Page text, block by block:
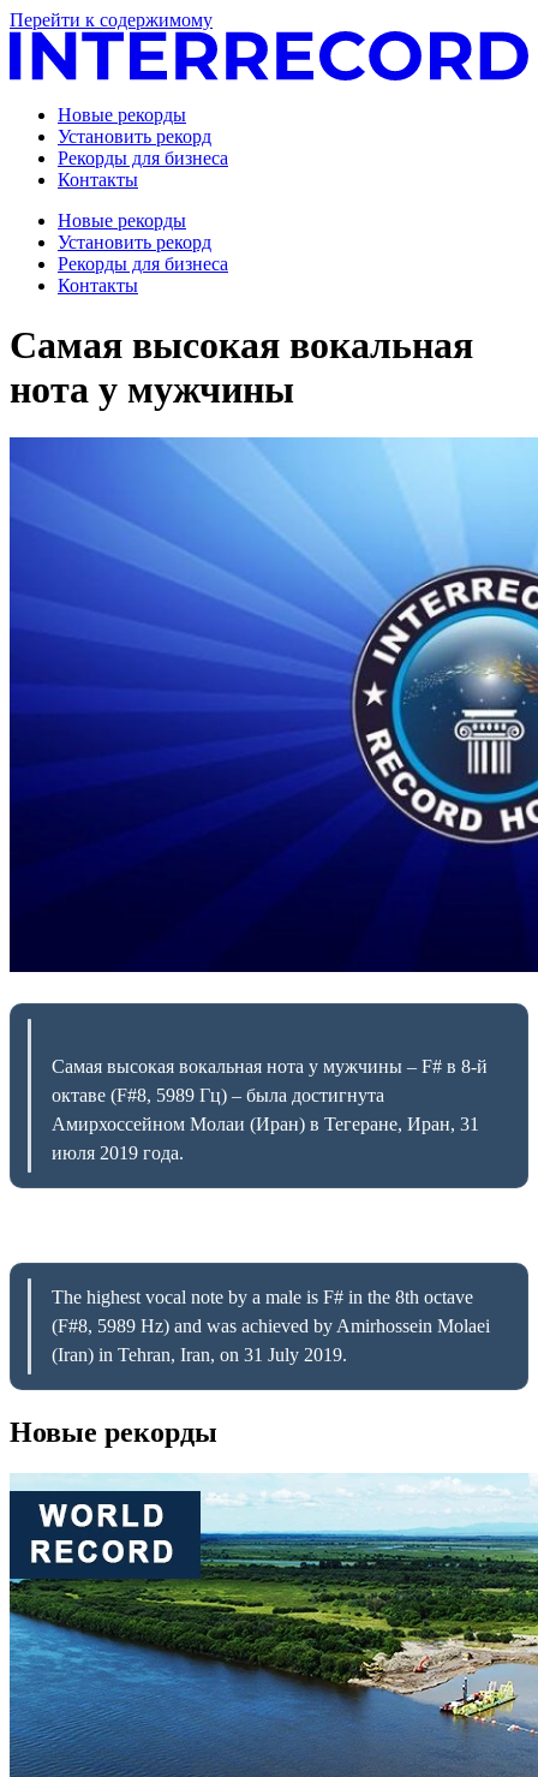
Перейти к содержимому
Новые рекорды
Установить рекорд
Рекорды для бизнеса
Контакты
Новые рекорды
Установить рекорд
Рекорды для бизнеса
Контакты
Самая высокая вокальная
нота у мужчины
Самая высокая вокальная нота у мужчины – F# в 8-й
октаве (F#8, 5989 Гц) – была достигнута
Амирхоссейном Молаи (Иран) в Тегеране, Иран, 31
июля 2019 года.
The highest vocal note by a male is F# in the 8th octave
(F#8, 5989 Hz) and was achieved by Amirhossein Molaei
(Iran) in Tehran, Iran, on 31 July 2019.
Новые рекорды